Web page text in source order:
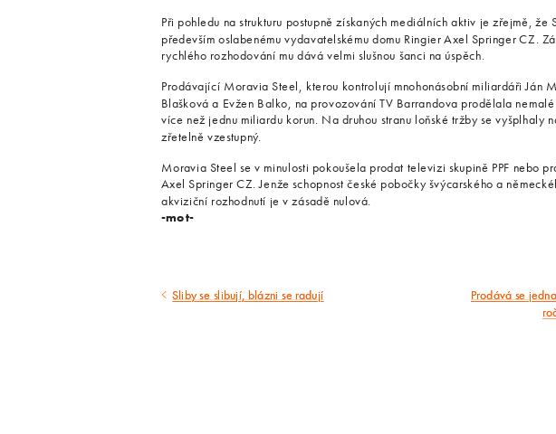
Při pohledu na strukturu postupně získaných mediálních aktiv je zřejmě, že
především oslabenému vydavatelskému domu Ringier Axel Springer CZ.
rychlého rozhodování mu dává velmi slušnou šanci na úspěch.
Prodávající Moravia Steel, kterou kontrolují mnohonásobní miliardáři Ján
Blašková a Evžen Balko, na provozování TV Barrandova prodělala
více než jednu miliardu korun. Na druhou stranu loňské tržby se vyšplhaly
zřetelně vzestupný.
Moravia Steel se v minulosti pokoušela prodat televizi skupině PPF nebo
Axel Springer CZ. Jenže schopnost české pobočky švýcarského a
akviziční rozhodnutí je v zásadě nulová.
-mot-
Předcházející
Sliby se slibují, blázni se radují
Prodává se